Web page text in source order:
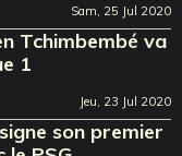
Sam, 25 Jul 2020
Tchimbembé va
1
Jeu, 23 Jul 2020
son premier